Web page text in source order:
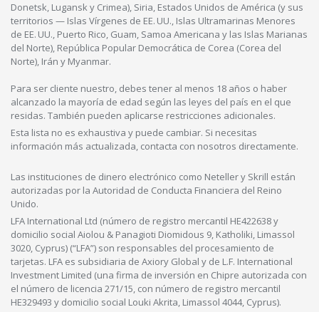
Donetsk, Lugansk y Crimea), Siria, Estados Unidos de América (y sus
territorios — Islas Vírgenes de EE. UU., Islas Ultramarinas Menores
de EE. UU., Puerto Rico, Guam, Samoa Americana y las Islas Marianas
del Norte), República Popular Democrática de Corea (Corea del
Norte), Irán y Myanmar.
Para ser cliente nuestro, debes tener al menos 18 años o haber
alcanzado la mayoría de edad según las leyes del país en el que
residas. También pueden aplicarse restricciones adicionales.
Esta lista no es exhaustiva y puede cambiar. Si necesitas
información más actualizada, contacta con nosotros directamente.
Las instituciones de dinero electrónico como Neteller y Skrill están
autorizadas por la Autoridad de Conducta Financiera del Reino
Unido.
LFA International Ltd (número de registro mercantil HE422638 y
domicilio social Aiolou & Panagioti Diomidous 9, Katholiki, Limassol
3020, Cyprus) (“LFA”) son responsables del procesamiento de
tarjetas. LFA es subsidiaria de Axiory Global y de L.F. International
Investment Limited (una firma de inversión en Chipre autorizada con
el número de licencia 271/15, con número de registro mercantil
HE329493 y domicilio social Louki Akrita, Limassol 4044, Cyprus).